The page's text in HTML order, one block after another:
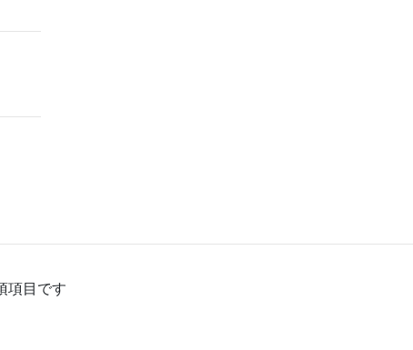
項目です